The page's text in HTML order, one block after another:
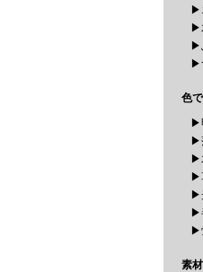
▶
▶
▶
▶
色
▶
▶
▶
▶
▶
▶
▶
素